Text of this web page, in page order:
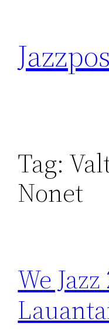
content
Tag:
Nonet
We